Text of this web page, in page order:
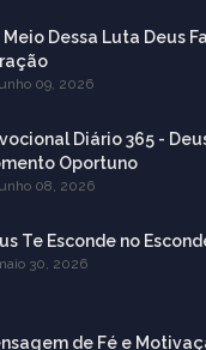
Meio Dessa Luta Deus
09, 2026
Diário 365 -
Oportuno
08, 2026
Te Esconde no
30, 2026
de Fé e